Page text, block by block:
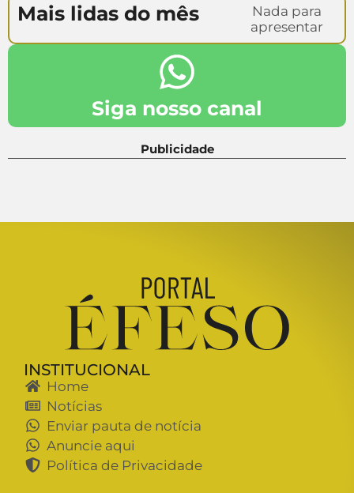
Mais lidas do mês
Nada para
apresentar
Siga nosso canal
Publicidade
INSTITUCIONAL
Home
Notícias
Enviar pauta de notícia
Anuncie aqui
Política de Privacidade